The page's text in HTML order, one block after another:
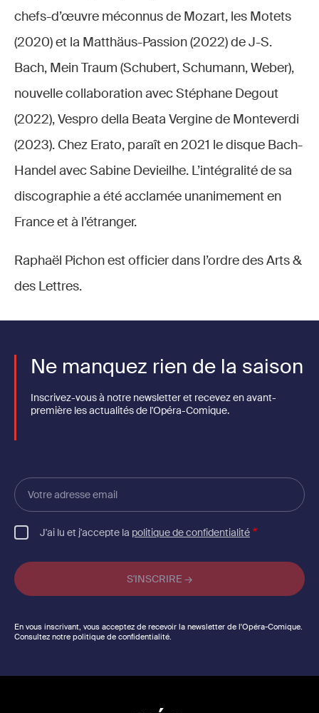
chefs-d’œuvre méconnus de Mozart, les Motets
(2020) et la Matthäus-Passion (2022) de J-S.
Bach, Mein Traum (Schubert, Schumann, Weber),
nouvelle collaboration avec Stéphane Degout
(2022), Vespro della Beata Vergine de Monteverdi
(2023). Chez Erato, paraît en 2021 le disque Bach-
Handel avec Sabine Devieilhe. L’intégralité de sa
discographie a été acclamée unanimement en
France et à l’étranger.
Raphaël Pichon est officier dans l’ordre des Arts &
des Lettres.
Ne manquez rien de la saison
Inscrivez-vous à notre newsletter et recevez en avant-
première les actualités de l'Opéra-Comique.
Votre
adresse
email
J'ai lu et j'accepte la politique de confidentialité
En vous inscrivant, vous acceptez de recevoir la newsletter de l'Opéra-Comique.
Consultez notre politique de confidentialité.